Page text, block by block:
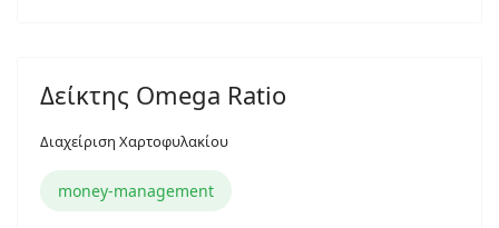
Δείκτης Omega Ratio
Διαχείριση Χαρτοφυλακίου
money-management